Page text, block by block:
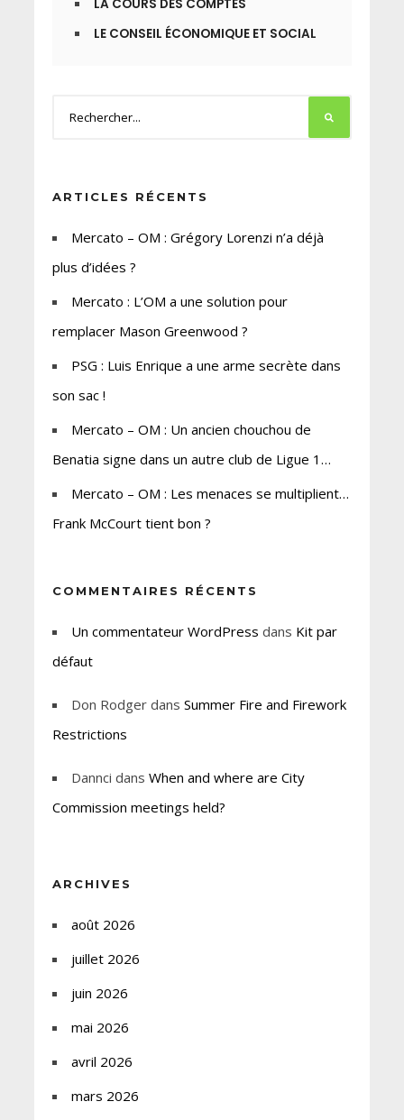
LA COURS DES COMPTES
LE CONSEIL ÉCONOMIQUE ET SOCIAL
ARTICLES RÉCENTS
Mercato – OM : Grégory Lorenzi n’a déjà
plus d’idées ?
Mercato : L’OM a une solution pour
remplacer Mason Greenwood ?
PSG : Luis Enrique a une arme secrète dans
son sac !
Mercato – OM : Un ancien chouchou de
Benatia signe dans un autre club de Ligue 1…
Mercato – OM : Les menaces se multiplient…
Frank McCourt tient bon ?
COMMENTAIRES RÉCENTS
Un commentateur WordPress dans Kit par
défaut
Don Rodgerdans Summer Fire and Firework
Restrictions
Dannci dans When and where are City
Commission meetings held?
ARCHIVES
août 2026
juillet 2026
juin 2026
mai 2026
avril 2026
mars 2026